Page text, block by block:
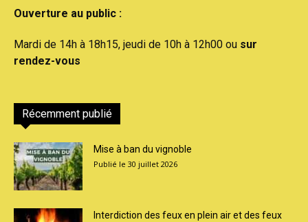
Ouverture au public :
Mardi de 14h à 18h15, jeudi de 10h à 12h00 ou sur
rendez-vous
Récemment publié
Mise à ban du vignoble
30 juillet 2026
Interdiction des feux en plein air et des feux